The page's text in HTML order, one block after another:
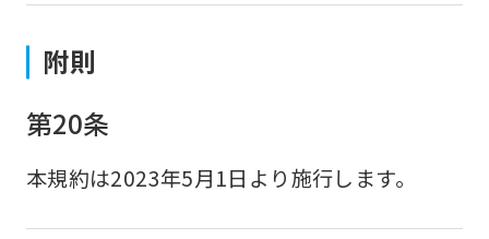
附則
第20条
本規約は2023年5月1日より施行します。